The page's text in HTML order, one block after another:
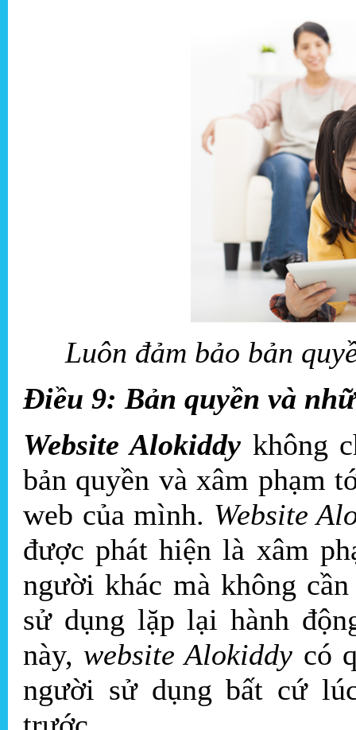
Luôn đảm bảo bản
Điều 9: Bản quyền và
Website Alokiddy không
bản quyền và xâm phạm
web của mình. Website
được phát hiện là xâm
người khác mà không
sử dụng lặp lại hành
này, website Alokiddy có
người sử dụng bất cứ